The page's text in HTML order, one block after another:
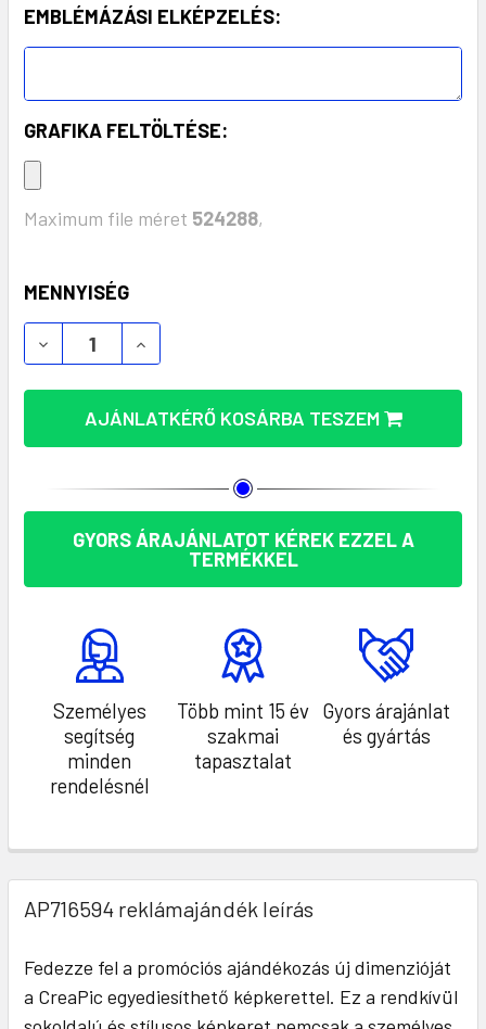
EMBLÉMÁZÁSI ELKÉPZELÉS:
GRAFIKA FELTÖLTÉSE:
Maximum file méret 524288,
KÉSZLET:
MENNYISÉG
AJÁNLATKÉRŐ KOSÁRBA TESZEM
GYORS ÁRAJÁNLATOT KÉREK EZZEL A
TERMÉKKEL
Személyes
segítség
minden
rendelésnél
Több mint 15 év
szakmai
tapasztalat
Gyors árajánlat
és gyártás
AP716594 reklámajándék leírás
Fedezze fel a promóciós ajándékozás új dimenzióját
a CreaPic egyediesíthető képkerettel. Ez a rendkívül